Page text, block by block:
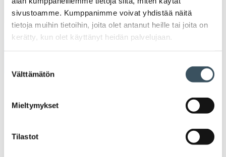
sivustoamme. Kumppanimme voivat yhdistää näitä
tietoja muihin tietoihin, joita olet antanut heille tai joita on
kerätty, kun olet käyttänyt heidän palvelujaan.
valinta
Välttämätön
Mieltymykset
Tilastot
Seuraa toimintaamme
2025
2024